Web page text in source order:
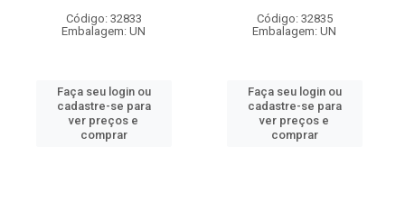
Código: 32833
Embalagem: UN
Faça seu login ou
cadastre-se para
ver preços e
comprar
Código: 32835
Embalagem: UN
Faça seu login ou
cadastre-se para
ver preços e
comprar